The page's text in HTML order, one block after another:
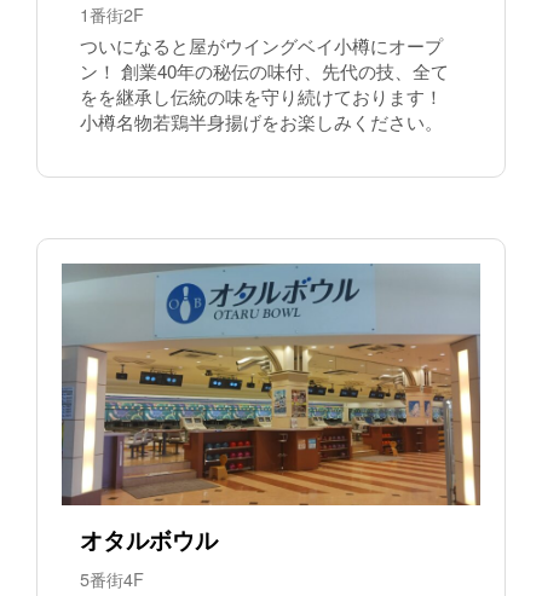
1番街2F
ついになると屋がウイングベイ小樽にオープ
ン！ 創業40年の秘伝の味付、先代の技、全て
をを継承し伝統の味を守り続けております！
小樽名物若鶏半身揚げをお楽しみください。
オタルボウル
5番街4F